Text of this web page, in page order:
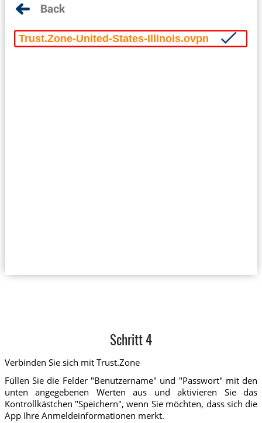
Trust.Zone-United-States-Illinois.ovpn
Schritt 4
Verbinden Sie sich mit Trust.Zone
Füllen Sie die Felder "Benutzername" und "Passwort" mit den
unten angegebenen Werten aus und aktivieren Sie das
Kontrollkästchen "Speichern", wenn Sie möchten, dass sich die
App Ihre Anmeldeinformationen merkt.